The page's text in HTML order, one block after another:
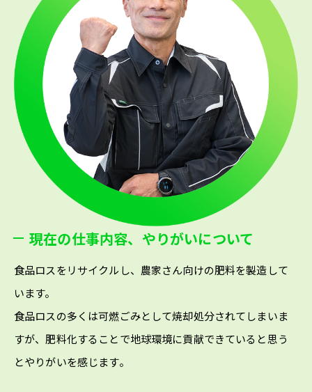
現在の仕事内容、やりがいについて
食品ロスをリサイクルし、農家さん向けの肥料を製造して
います。
食品ロスの多くは可燃ごみとして焼却処分されてしまいま
すが、肥料化することで地球環境に貢献できていると思う
とやりがいを感じます。